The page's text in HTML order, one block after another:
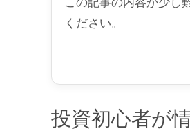
ください。
投資初心者が